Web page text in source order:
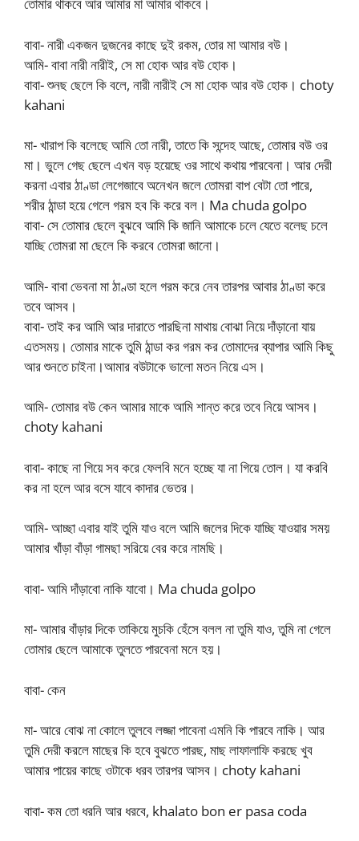
তোমার থাকবে আর আমার মা আমার থাকবে।
বাবা- নারী একজন দুজনের কাছে দুই রকম, তোর মা আমার বউ।
আমি- বাবা নারী নারীই, সে মা হোক আর বউ হোক।
বাবা- শুনছ ছেলে কি বলে, নারী নারীই সে মা হোক আর বউ হোক। choty
kahani
মা- খারাপ কি বলেছে আমি তো নারী, তাতে কি সন্দেহ আছে, তোমার বউ ওর
মা। ভুলে গেছ ছেলে এখন বড় হয়েছে ওর সাথে কথায় পারবেনা। আর দেরী
করনা এবার ঠাণ্ডা লেগেজাবে অনেখন জলে তোমরা বাপ বেটা তো পারে,
শরীর ঠান্ডা হয়ে গেলে গরম হব কি করে বল। Ma chuda golpo
বাবা- সে তোমার ছেলে বুঝবে আমি কি জানি আমাকে চলে যেতে বলেছ চলে
যাচ্ছি তোমরা মা ছেলে কি করবে তোমরা জানো।
আমি- বাবা ভেবনা মা ঠাণ্ডা হলে গরম করে নেব তারপর আবার ঠাণ্ডা করে
তবে আসব।
বাবা- তাই কর আমি আর দারাতে পারছিনা মাথায় বোঝা নিয়ে দাঁড়ানো যায়
এতসময়। তোমার মাকে তুমি ঠান্ডা কর গরম কর তোমাদের ব্যাপার আমি কিছু
আর শুনতে চাইনা।আমার বউটাকে ভালো মতন নিয়ে এস।
আমি- তোমার বউ কেন আমার মাকে আমি শান্ত করে তবে নিয়ে আসব।
choty kahani
বাবা- কাছে না গিয়ে সব করে ফেলবি মনে হচ্ছে যা না গিয়ে তোল। যা করবি
কর না হলে আর বসে যাবে কাদার ভেতর।
আমি- আচ্ছা এবার যাই তুমি যাও বলে আমি জলের দিকে যাচ্ছি যাওয়ার সময়
আমার খাঁড়া বাঁড়া গামছা সরিয়ে বের করে নামছি।
বাবা- আমি দাঁড়াবো নাকি যাবো। Ma chuda golpo
মা- আমার বাঁড়ার দিকে তাকিয়ে মুচকি হেঁসে বলল না তুমি যাও, তুমি না গেলে
তোমার ছেলে আমাকে তুলতে পারবেনা মনে হয়।
বাবা- কেন
মা- আরে বোঝ না কোলে তুলবে লজ্জা পাবেনা এমনি কি পারবে নাকি। আর
তুমি দেরী করলে মাছের কি হবে বুঝতে পারছ, মাছ লাফালাফি করছে খুব
আমার পায়ের কাছে ওটাকে ধরব তারপর আসব। choty kahani
বাবা- কম তো ধরনি আর ধরবে, khalato bon er pasa coda